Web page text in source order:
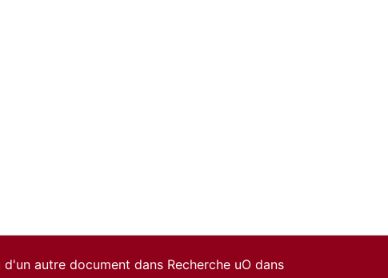
autre document dans Recherche uO dans